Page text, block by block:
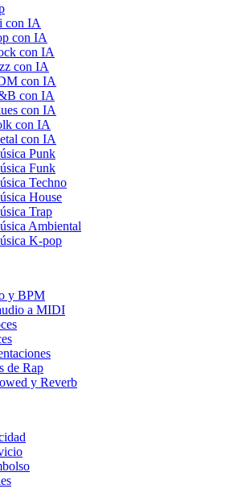
con IA
con IA
con IA
con IA
con IA
con IA
con IA
con IA
con IA
Punk
Funk
Techno
House
Trap
Ambiental
K-pop
y BPM
a MIDI
de Rap
y Reverb